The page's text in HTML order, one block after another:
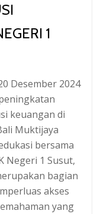
1
Desember 2024
keuangan di
Muktijaya
bersama
Negeri 1 Susut,
bagian
akses
yang